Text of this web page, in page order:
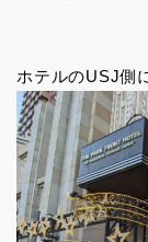
ホテルのUSJ側